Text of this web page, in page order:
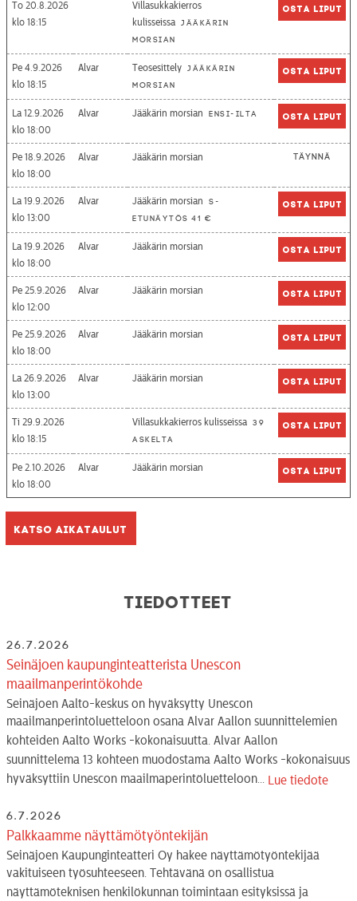
To 20.8.2026
18:15
Villasukkakierros
kulisseissa Jääkärin
morsian
Osta liput
Pe 4.9.2026
18:15
Alvar Teosesittely Jääkärin
morsian
Osta liput
La 12.9.2026
18:00
Alvar Jääkärin morsian Ensi-ilta Osta liput
Pe 18.9.2026
18:00
Alvar Jääkärin morsian Täynnä
La 19.9.2026
13:00
Alvar Jääkärin morsian
S-
etunäytös 41 €
Osta liput
La 19.9.2026
18:00
Alvar Jääkärin morsian Osta liput
Pe 25.9.2026
12:00
Alvar Jääkärin morsian Osta liput
Pe 25.9.2026
18:00
Alvar Jääkärin morsian Osta liput
La 26.9.2026
13:00
Alvar Jääkärin morsian Osta liput
Ti 29.9.2026
18:15
Villasukkakierros kulisseissa 39
askelta
Osta liput
Pe 2.10.2026
18:00
Alvar Jääkärin morsian Osta liput
Katso aikataulut
Tiedotteet
26.7.2026
Seinäjoen kaupunginteatterista Unescon
maailmanperintökohde
Seinäjoen Aalto-keskus on hyväksytty Unescon
maailmanperintöluetteloon osana Alvar Aallon suunnittelemien
kohteiden Aalto Works -kokonaisuutta. Alvar Aallon
suunnittelema 13 kohteen muodostama Aalto Works -kokonaisuus
hyväksyttiin Unescon maailmaperintöluetteloon...
Lue tiedote
6.7.2026
Palkkaamme näyttämötyöntekijän
Seinäjoen Kaupunginteatteri Oy hakee näyttämötyöntekijää
vakituiseen työsuhteeseen. Tehtävänä on osallistua
näyttämöteknisen henkilökunnan toimintaan esityksissä ja